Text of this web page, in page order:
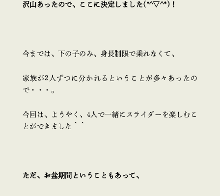
沢山あったので、ここに決定しました(*^▽^*)！
今までは、下の子のみ、身長制限で乗れなくて、
家族が2人ずつに分かれるということが多々あったの
で・・・。
今回は、ようやく、4人で一緒にスライダーを楽しむこ
とができました＾＾
ただ、お盆期間ということもあって、